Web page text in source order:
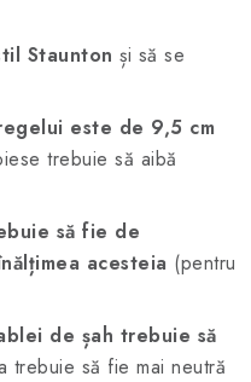
Staunton și să se
este de 9,5 cm
trebuie să aibă
să fie de
acesteia (pentru
de șah trebuie să
trebuie să fie mai neutră